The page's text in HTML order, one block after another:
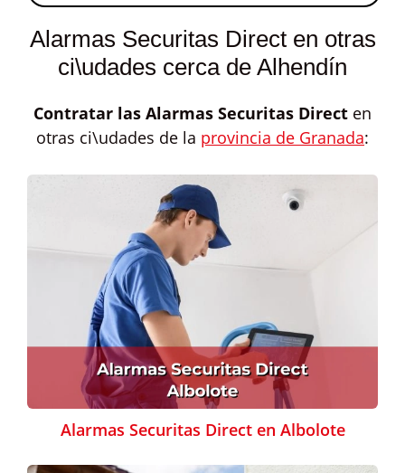
Alarmas Securitas Direct en otras
ci\udades cerca de Alhendín
Contratar las Alarmas Securitas Direct en
otras ci\udades de la provincia de Granada:
Alarmas Securitas Direct en Albolote